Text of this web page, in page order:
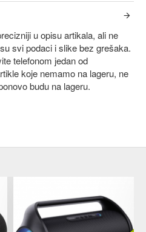
u opisu artikala, ali ne
svi podaci i slike bez grešaka.
telefonom jedan od
koje nemamo na lageru, ne
budu na lageru.